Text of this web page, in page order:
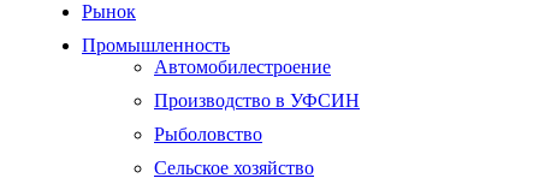
Рынок
Промышленность
Автомобилестроение
Производство в УФСИН
Рыболовство
Сельское хозяйство